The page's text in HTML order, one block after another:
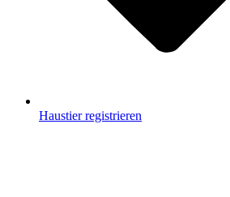
Haustier registrieren